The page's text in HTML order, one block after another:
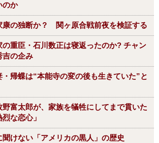
のか
康の独断か？ 関ヶ原合戦前夜を検証する
の重臣・石川数正は寝返ったのか? チャン
吉の企み
帰蝶は“本能寺の変の後も生きていた”と
野富太郎が、家族を犠牲にしてまで貫いた
烈な恋心」
聞けない「アメリカの黒人」の歴史